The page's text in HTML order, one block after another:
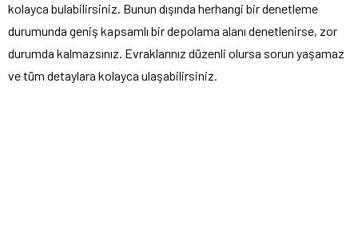
kolayca bulabilirsiniz. Bunun dışında herhangi bir denetleme
durumunda geniş kapsamlı bir depolama alanı denetlenirse, zor
durumda kalmazsınız. Evraklarınız düzenli olursa sorun yaşamaz
ve tüm detaylara kolayca ulaşabilirsiniz.